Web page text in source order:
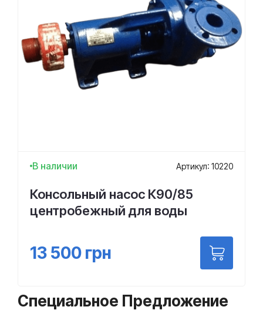
В наличии Артикул: 10220
Консольный насос К90/85
центробежный для воды
13 500 грн
Специальное Предложение